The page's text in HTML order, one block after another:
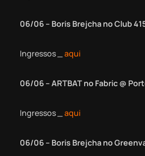
06/06 – Boris Brejcha no Club
Ingressos _ aqui
06/06 – ARTBAT no Fabric @
Ingressos _ aqui
06/06 – Boris Brejcha no